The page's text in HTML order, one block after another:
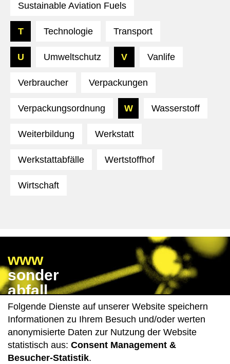
Sustainable Aviation Fuels
T Technologie Transport
U Umweltschutz V Vanlife
Verbraucher Verpackungen
Verpackungsordnung W Wasserstoff
Weiterbildung Werkstatt
Werkstattabfälle Wertstoffhof
Wirtschaft
www
sonder
abfall
wissen
de
Folgende Dienste auf unserer Website speichern
Informationen zu Ihrem Besuch und/oder werten
anonymisierte Daten zur Nutzung der Website
statistisch aus: Consent Management &
Besucher-Statistik.